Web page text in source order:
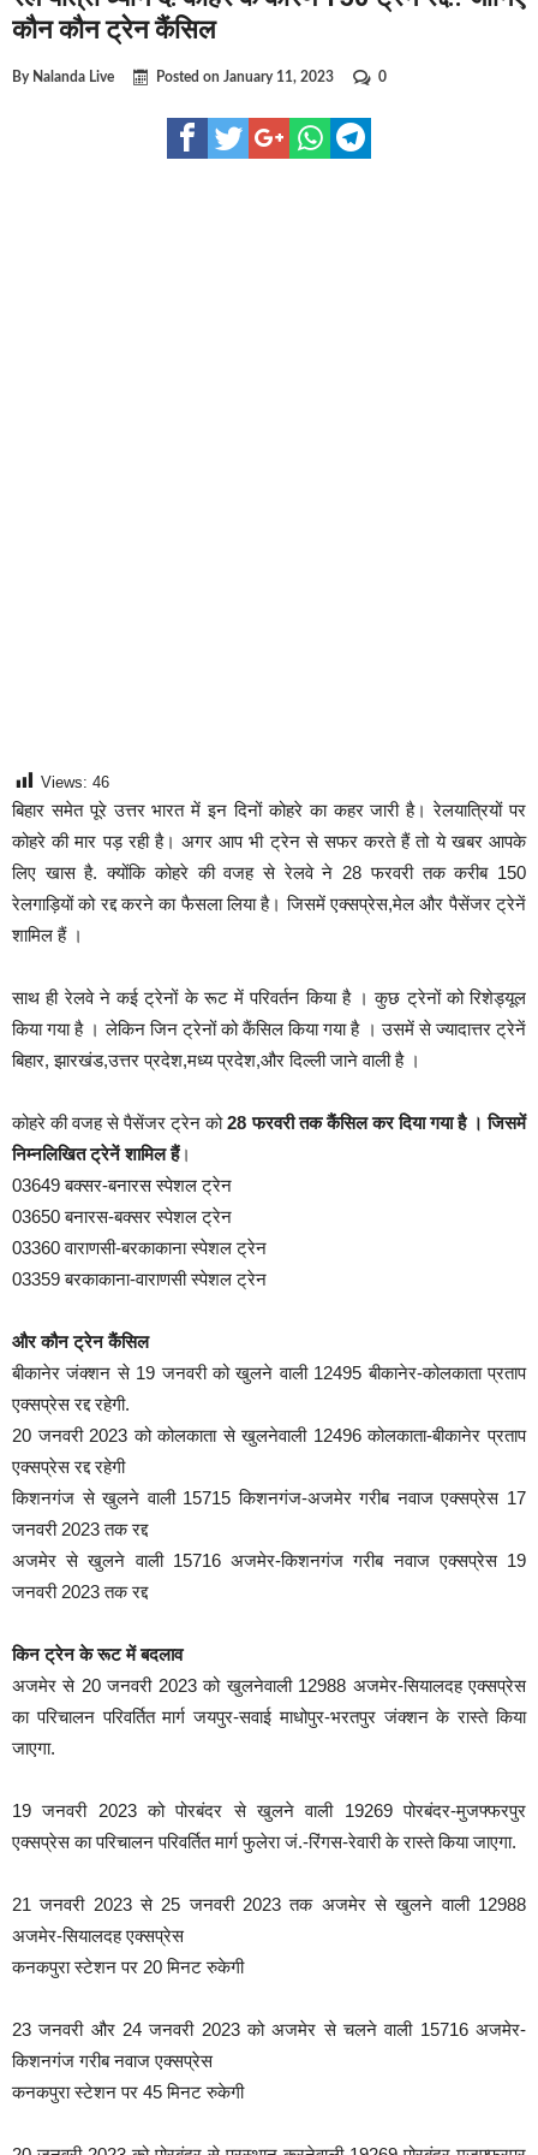
घूसखोर अफसरों पर एक्शन.. दो-दो अफसर घूस लेते गिरफ्तार
बिहार में एक और सिक्स लेन की मंजूरी.. जानिए किन-किन जिलों से गुजरेगा
क्रिकेटर ईशान किशन की शादी फिक्स, गर्लफ्रेंड से होगी शादी.. ईशान के
बिहारवासियों के लिए खुशखबरी.. बिहटा से भी बड़ा बनेगा एयरपोर्ट ..
कौन कौन ट्रेन कैंसिल
By Nalanda Live Posted on January 11, 2023 0
Views: 46
बिहार समेत पूरे उत्तर भारत में इन दिनों कोहरे का कहर जारी है। रेलयात्रियों पर
कोहरे की मार पड़ रही है। अगर आप भी ट्रेन से सफर करते हैं तो ये खबर आपके
लिए खास है. क्योंकि कोहरे की वजह से रेलवे ने 28 फरवरी तक करीब 150
रेलगाड़ियों को रद्द करने का फैसला लिया है। जिसमें एक्सप्रेस,मेल और पैसेंजर ट्रेनें
शामिल हैं ।
साथ ही रेलवे ने कई ट्रेनों के रूट में परिवर्तन किया है । कुछ ट्रेनों को रिशेड्यूल
किया गया है । लेकिन जिन ट्रेनों को कैंसिल किया गया है । उसमें से ज्यादात्तर ट्रेनें
बिहार, झारखंड,उत्तर प्रदेश,मध्य प्रदेश,और दिल्ली जाने वाली है ।
कोहरे की वजह से पैसेंजर ट्रेन को28 फरवरी तक कैंसिल कर दिया गया है । जिसमें
निम्नलिखित ट्रेनें शामिल हैं।
03649 बक्सर-बनारस स्पेशल ट्रेन
03650 बनारस-बक्सर स्पेशल ट्रेन
03360 वाराणसी-बरकाकाना स्पेशल ट्रेन
03359 बरकाकाना-वाराणसी स्पेशल ट्रेन
और कौन ट्रेन कैंसिल
बीकानेर जंक्शन से 19 जनवरी को खुलने वाली 12495 बीकानेर-कोलकाता प्रताप
एक्सप्रेस रद्द रहेगी.
20 जनवरी 2023 को कोलकाता से खुलनेवाली 12496 कोलकाता-बीकानेर प्रताप
एक्सप्रेस रद्द रहेगी
किशनगंज से खुलने वाली 15715 किशनगंज-अजमेर गरीब नवाज एक्सप्रेस 17
जनवरी 2023 तक रद्द
अजमेर से खुलने वाली 15716 अजमेर-किशनगंज गरीब नवाज एक्सप्रेस 19
जनवरी 2023 तक रद्द
किन ट्रेन के रूट में बदलाव
अजमेर से 20 जनवरी 2023 को खुलनेवाली 12988 अजमेर-सियालदह एक्सप्रेस
का परिचालन परिवर्तित मार्ग जयपुर-सवाई माधोपुर-भरतपुर जंक्शन के रास्ते किया
जाएगा.
19 जनवरी 2023 को पोरबंदर से खुलने वाली 19269 पोरबंदर-मुजफ्फरपुर
एक्सप्रेस का परिचालन परिवर्तित मार्ग फुलेरा जं.-रिंगस-रेवारी के रास्ते किया जाएगा.
21 जनवरी 2023 से 25 जनवरी 2023 तक अजमेर से खुलने वाली 12988
अजमेर-सियालदह एक्सप्रेस
कनकपुरा स्टेशन पर 20 मिनट रुकेगी
23 जनवरी और 24 जनवरी 2023 को अजमेर से चलने वाली 15716 अजमेर-
किशनगंज गरीब नवाज एक्सप्रेस
कनकपुरा स्टेशन पर 45 मिनट रुकेगी